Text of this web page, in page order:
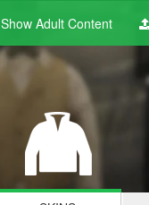
Show Adult Content